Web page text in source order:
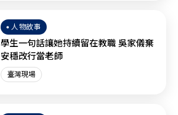
人物故事
學生一句話讓她持續留在教職 吳家儀棄
安穩改行當老師
臺灣現場